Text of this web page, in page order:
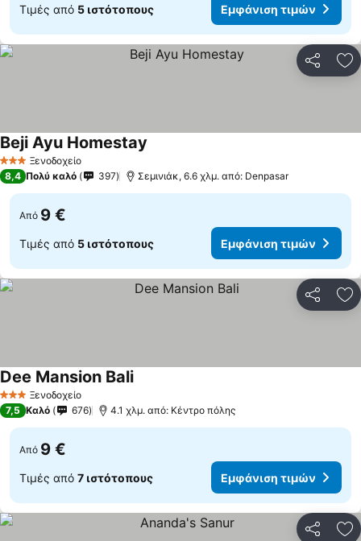
Τιμές από 5 ιστότοπους Εμφάνιση τιμών
3 ΑστέριαΞενοδοχείο
Beji Ayu Homestay
8,4 Πολύ καλό 397 Σεμινιάκ, 6.6 χλμ. από: Denpasar
Από 9 €
Τιμές από 5 ιστότοπους Εμφάνιση τιμών
3 ΑστέριαΞενοδοχείο
Dee Mansion Bali
7,5 Καλό 676 4.1 χλμ. από: Κέντρο πόλης
Από 9 €
Τιμές από 7 ιστότοπους Εμφάνιση τιμών